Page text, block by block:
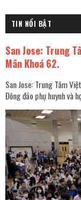
TIN NỔI BẬT
San Jose: Trung
Mãn Khoá 62.
San Jose: Trung Tâm
Đông đảo phụ huynh và